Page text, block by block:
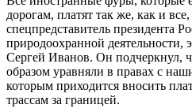
дорогам, платят так же, как и все,
спецпредставитель президента
природоохранной деятельности,
Сергей Иванов. Он подчеркнул,
образом уравняли в правах с
которым приходится вносить
трассам за границей.